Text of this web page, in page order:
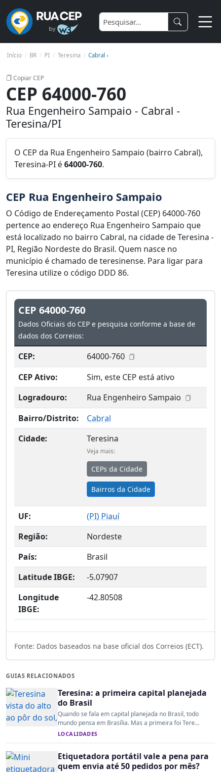
Início BR PI Teresina Cabral ›
Copiar CEP
CEP 64000-760
Rua Engenheiro Sampaio - Cabral -
Teresina/PI
O CEP da Rua Engenheiro Sampaio (bairro Cabral),
Teresina-PI é64000-760.
CEP Rua Engenheiro Sampaio
O Código de Endereçamento Postal (CEP) 64000-760
pertence ao endereço Rua Engenheiro Sampaio que
está localizado no bairro Cabral, na cidade de Teresina -
PI, Região Nordeste do Brasil. Quem nasce no
município é chamado de teresinense. Para ligar para
Teresina utilize o código DDD 86.
CEP 64000-760
Dados Oficiais do CEP e pesquisa conforme a base de
dados dos Correios:
CEP:
64000-760
CEP Ativo:
Sim, este CEP está ativo
Logradouro:
Rua Engenheiro Sampaio
Bairro/Distrito:
Cabral
Cidade:
Teresina
Veja mais:
CEPs da Cidade
Bairros da Cidade
UF: (PI) Piauí
Região:
Nordeste
País:
Brasil
Latitude IBGE:
-5.07907
Longitude
IBGE:
-42.80508
Fonte: Dados baseados na base oficial dos Correios (ECT).
GUIAS RELACIONADOS
Teresina: a primeira capital planejada
do Brasil
Quando se fala em capital planejada no Brasil, todo
mundo pensa em Brasília. Mas a primeira foi Tere...
LOCALIDADES
Etiquetadora portátil vale a pena para
quem envia até 50 pedidos por mês?